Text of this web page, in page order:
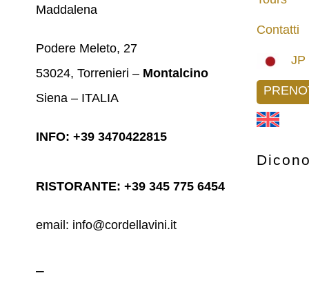
Maddalena
Podere Meleto, 27
53024, Torrenieri – Montalcino
Siena – ITALIA
INFO: +39 3470422815
RISTORANTE: +39 345 775 6454
email: info@cordellavini.it
–
Contatti
JP